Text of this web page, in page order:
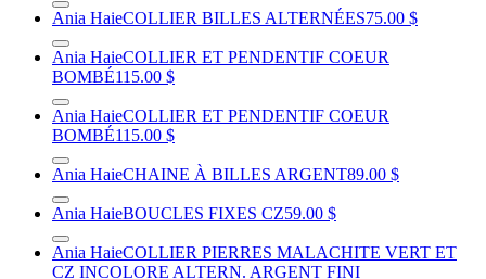
Ania HaieCOLLIER BILLES ALTERNÉES75.00 $
Ania HaieCOLLIER ET PENDENTIF COEUR
BOMBÉ115.00 $
Ania HaieCOLLIER ET PENDENTIF COEUR
BOMBÉ115.00 $
Ania HaieCHAINE À BILLES ARGENT89.00 $
Ania HaieBOUCLES FIXES CZ59.00 $
Ania HaieCOLLIER PIERRES MALACHITE VERT ET
CZ INCOLORE ALTERN. ARGENT FINI